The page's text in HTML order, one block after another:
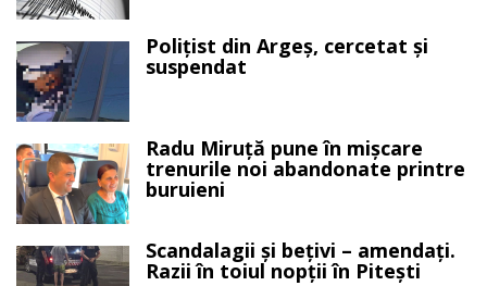
Polițist din Argeș, cercetat și
suspendat
Radu Miruță pune în mișcare
trenurile noi abandonate printre
buruieni
Scandalagii și bețivi – amendați.
Razii în toiul nopții în Pitești